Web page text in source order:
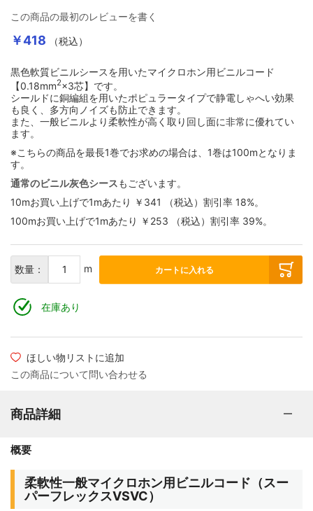
この商品の最初のレビューを書く
￥418 （税込）
黒色軟質ビニルシースを用いたマイクロホン用ビニルコード
【0.18mm2×3芯】です。
シールドに銅編組を用いたポピュラータイプで静電しゃへい効果
も良く、多方向ノイズも防止できます。
また、一般ビニルより柔軟性が高く取り回し面に非常に優れてい
ます。
※こちらの商品を最長1巻でお求めの場合は、1巻は100mとなりま
す。
通常のビニル灰色シースもございます。
10mお買い上げで1mあたり ￥341 （税込） 割引率 18%。
100mお買い上げで1mあたり ￥253 （税込） 割引率 39%。
数量： m カートに入れる
在庫あり
ほしい物リストに追加
この商品について問い合わせる
商品詳細
概要
柔軟性一般マイクロホン用ビニルコード（スー
パーフレックスVSVC）